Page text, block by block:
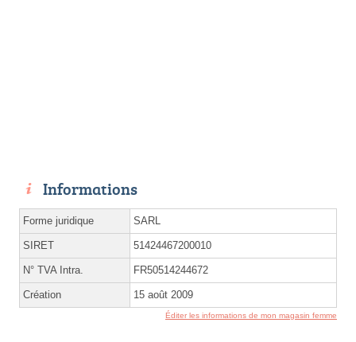
Informations
Forme juridique SARL
SIRET 51424467200010
N° TVA Intra. FR50514244672
Création 15 août 2009
Éditer les informations de mon magasin femme